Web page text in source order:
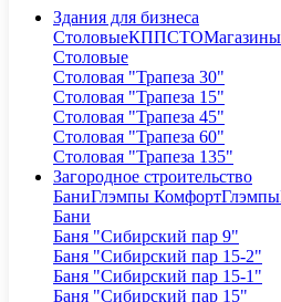
Здания для бизнеса
СтоловыеКППСТОМагазины
Столовые
Столовая "Трапеза 30"
Столовая "Трапеза 15"
Столовая "Трапеза 45"
Столовая "Трапеза 60"
Столовая "Трапеза 135"
Загородное строительство
БаниГлэмпы КомфортГлэмпы
Бани
Баня "Сибирский пар 9"
Баня "Сибирский пар 15-2"
Баня "Сибирский пар 15-1"
Баня "Сибирский пар 15"